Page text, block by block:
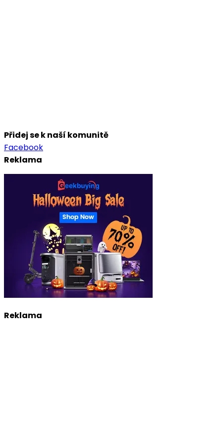
Přidej se k naší komunitě
Facebook
Reklama
Reklama